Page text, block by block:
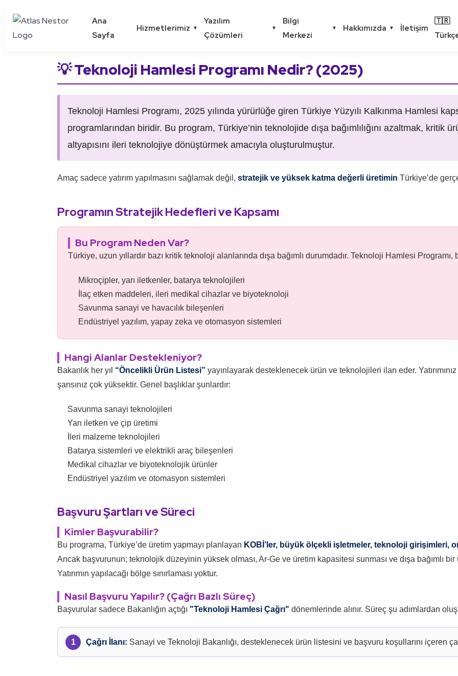
Ana
Sayfa
Hizmetlerimiz ▼
Yazılım
Çözümleri
▼
Bilgi
Merkezi
▼ Hakkımızda ▼ İletişim
🇹🇷
💡 Teknoloji Hamlesi Programı Nedir? (2025)
Teknoloji Hamlesi Programı, 2025 yılında yürürlüğe giren Türkiye Yüzyılı Kalkınma Hamlesi
programlarından biridir. Bu program, Türkiye’nin teknolojide dışa bağımlılığını azaltmak, kritik
altyapısını ileri teknolojiye dönüştürmek amacıyla oluşturulmuştur.
Amaç sadece yatırım yapılmasını sağlamak değil, stratejik ve yüksek katma değerli üretimin Türkiye’de
Programın Stratejik Hedefleri ve Kapsamı
Bu Program Neden Var?
Türkiye, uzun yıllardır bazı kritik teknoloji alanlarında dışa bağımlı durumdadır. Teknoloji Hamlesi Programı,
Mikroçipler, yarı iletkenler, batarya teknolojileri
İlaç etken maddeleri, ileri medikal cihazlar ve biyoteknoloji
Savunma sanayi ve havacılık bileşenleri
Endüstriyel yazılım, yapay zeka ve otomasyon sistemleri
Hangi Alanlar Destekleniyor?
Bakanlık her yıl “Öncelikli Ürün Listesi” yayınlayarak desteklenecek ürün ve teknolojileri ilan eder.
şansınız çok yüksektir. Genel başlıklar şunlardır:
Savunma sanayi teknolojileri
Yarı iletken ve çip üretimi
İleri malzeme teknolojileri
Batarya sistemleri ve elektrikli araç bileşenleri
Medikal cihazlar ve biyoteknolojik ürünler
Endüstriyel yazılım ve otomasyon sistemleri
Başvuru Şartları ve Süreci
Kimler Başvurabilir?
Bu programa, Türkiye’de üretim yapmayı planlayan KOBİ’ler, büyük ölçekli işletmeler, teknoloji girişimleri,
Ancak başvurunun; teknolojik düzeyinin yüksek olması, Ar-Ge ve üretim kapasitesi sunması ve dışa bağımlı
Yatırımın yapılacağı bölge sınırlaması yoktur.
Nasıl Başvuru Yapılır? (Çağrı Bazlı Süreç)
Başvurular sadece Bakanlığın açtığı "Teknoloji Hamlesi Çağrı" dönemlerinde alınır. Süreç şu adımlardan
Çağrı İlanı: Sanayi ve Teknoloji Bakanlığı, desteklenecek ürün listesini ve başvuru koşullarını içeren